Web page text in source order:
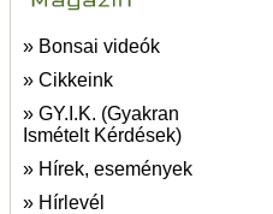
» Bonsai videók
» Cikkeink
» GY.I.K. (Gyakran
Ismételt Kérdések)
» Hírek, események
» Hírlevél